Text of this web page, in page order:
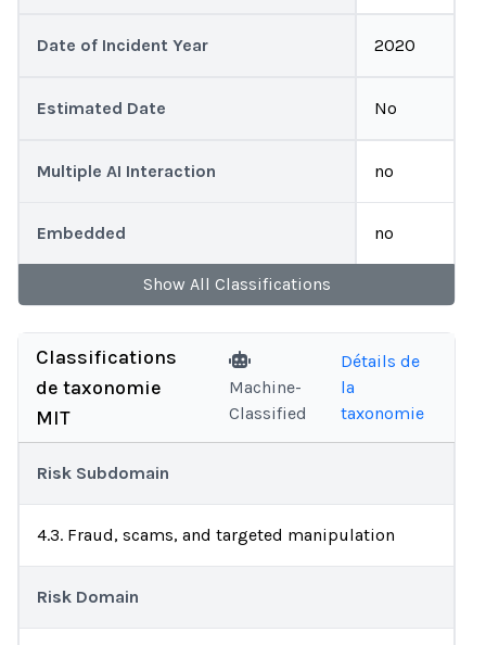
Date of Incident Year 2020
Estimated Date No
Multiple AI Interaction no
Embedded no
Show All Classifications
Classifications
de taxonomie
MIT
Machine-
Classified
Détails de
la
taxonomie
Risk Subdomain
4.3. Fraud, scams, and targeted manipulation
Risk Domain